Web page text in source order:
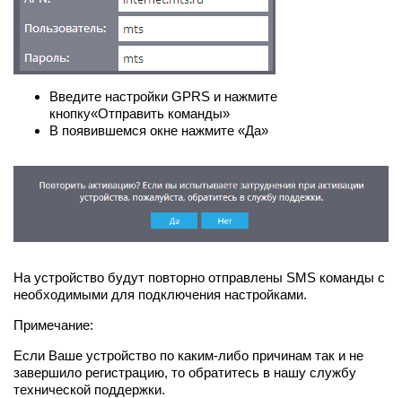
Введите настройки GPRS и нажмите
кнопку«Отправить команды»
В появившемся окне нажмите «Да»
На устройство будут повторно отправлены SMS команды с
необходимыми для подключения настройками.
Примечание:
Если Ваше устройство по каким-либо причинам так и не
завершило регистрацию, то обратитесь в нашу службу
технической поддержки.